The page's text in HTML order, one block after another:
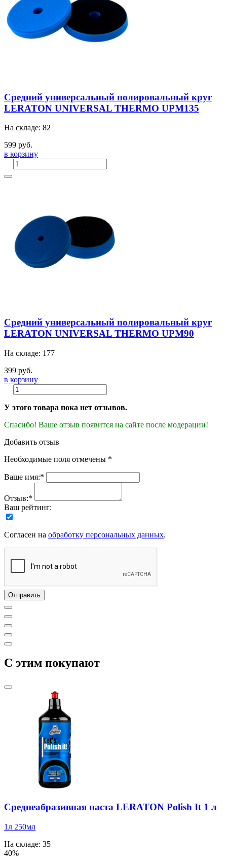
Средний универсальный полировальный круг
LERATON UNIVERSAL THERMO UPM135
На складе: 82
599 руб.
в корзину
Средний универсальный полировальный круг
LERATON UNIVERSAL THERMO UPM90
На складе: 177
399 руб.
в корзину
У этого товара пока нет отзывов.
Спасибо! Ваше отзыв появится на сайте после модерации!
Добавить отзыв
Необходимые поля отмечены *
Ваше имя:*
Отзыв:*
Ваш рейтинг:
Согласен на обработку персональных данных.
C этим покупают
Среднеабразивная паста LERATON Polish It 1 л
1л 250мл
На складе: 35
40%